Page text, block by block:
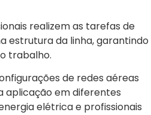
realizem as tarefas de
estrutura da linha, garantindo
trabalho.
de redes aéreas
aplicação em diferentes
elétrica e profissionais